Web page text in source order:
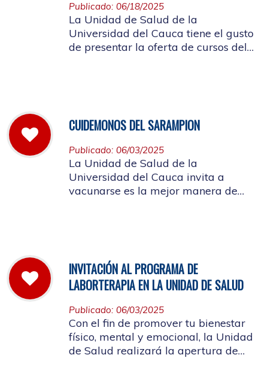
Publicado: 06/18/2025
La Unidad de Salud de la
Universidad del Cauca tiene el gusto
de presentar la oferta de cursos del
CUIDEMONOS DEL SARAMPION
Publicado: 06/03/2025
La Unidad de Salud de la
Universidad del Cauca invita a
vacunarse es la mejor manera de
INVITACIÓN AL PROGRAMA DE
LABORTERAPIA EN LA UNIDAD DE SALUD
Publicado: 06/03/2025
Con el fin de promover tu bienestar
físico, mental y emocional, la Unidad
de Salud realizará la apertura de